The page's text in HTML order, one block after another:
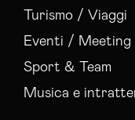
Turismo / Viaggi
Eventi / Meeting
Sport & Team
Musica e